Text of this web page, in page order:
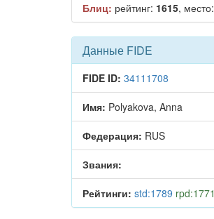
Блиц: рейтинг: 1615, место:
Данные FIDE
FIDE ID: 34111708
Имя: Polyakova, Anna
Федерация: RUS
Звания:
Рейтинги: std:1789 rpd:1771